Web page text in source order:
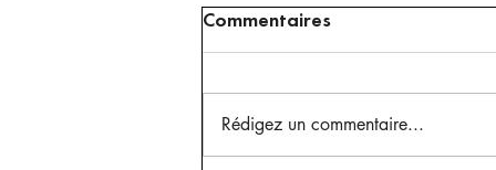
Commentaires
Rédigez un commentaire...